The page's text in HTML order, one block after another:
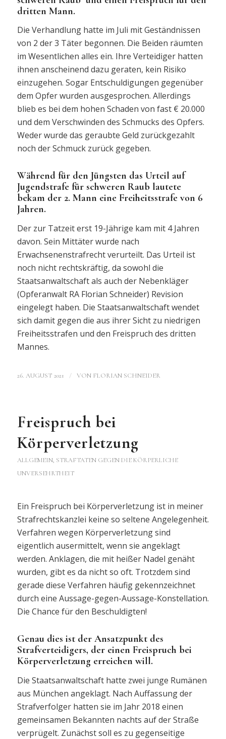
dritten Mann.
Die Verhandlung hatte im Juli mit Geständnissen
von 2 der 3 Täter begonnen. Die Beiden räumten
im Wesentlichen alles ein. Ihre Verteidiger hatten
ihnen anscheinend dazu geraten, kein Risiko
einzugehen. Sogar Entschuldigungen gegenüber
dem Opfer wurden ausgesprochen. Allerdings
blieb es bei dem hohen Schaden von fast € 20.000
und dem Verschwinden des Schmucks des Opfers.
Weder wurde das geraubte Geld zurückgezahlt
noch der Schmuck zurück gegeben.
Während für den Jüngsten das Urteil auf
Jugendstrafe für schweren Raub lautete
bekam der 2. Mann eine Freiheitsstrafe von 6
Jahren.
Der zur Tatzeit erst 19-Jährige kam mit 4 Jahren
davon. Sein Mittäter wurde nach
Erwachsenenstrafrecht verurteilt. Das Urteil ist
noch nicht rechtskräftig, da sowohl die
Staatsanwaltschaft als auch der Nebenkläger
(Opferanwalt RA Florian Schneider) Revision
eingelegt haben. Die Staatsanwaltschaft wendet
sich damit gegen die aus ihrer Sicht zu niedrigen
Freiheitsstrafen und den Freispruch des dritten
Mannes.
26. AUGUST 2021 / VON FLORIAN SCHNEIDER
Freispruch bei
Körperverletzung
ALLGEMEIN, STRAFTATEN GEGEN DIE KÖRPERLICHE
UNVERSEHRTHEIT
Ein Freispruch bei Körperverletzung ist in meiner
Strafrechtskanzlei keine so seltene Angelegenheit.
Verfahren wegen Körperverletzung sind
eigentlich ausermittelt, wenn sie angeklagt
werden. Anklagen, die mit heißer Nadel genäht
wurden, gibt es da nicht so oft. Trotzdem sind
gerade diese Verfahren häufig gekennzeichnet
durch eine Aussage-gegen-Aussage-Konstellation.
Die Chance für den Beschuldigten!
Genau dies ist der Ansatzpunkt des
Strafverteidigers, der einen Freispruch bei
Körperverletzung erreichen will.
Die Staatsanwaltschaft hatte zwei junge Rumänen
aus München angeklagt. Nach Auffassung der
Strafverfolger hatten sie im Jahr 2018 einen
gemeinsamen Bekannten nachts auf der Straße
verprügelt. Zunächst soll es zu gegenseitige